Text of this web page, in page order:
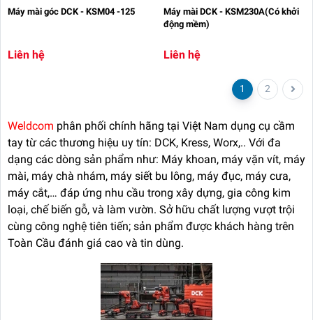
Máy mài góc DCK - KSM04 -125
Liên hệ
Máy mài DCK - KSM230A(Có khởi
động mềm)
Liên hệ
1 2
Weldcom phân phối chính hãng tại Việt Nam dụng cụ cầm
tay từ các thương hiệu uy tín: DCK, Kress, Worx,.. Với đa
dạng các dòng sản phẩm như: Máy khoan, máy vặn vít, máy
mài, máy chà nhám, máy siết bu lông, máy đục, máy cưa,
máy cắt,… đáp ứng nhu cầu trong xây dựng, gia công kim
loại, chế biến gỗ, và làm vườn. Sở hữu chất lượng vượt trội
cùng công nghệ tiên tiến; sản phẩm được khách hàng trên
Toàn Cầu đánh giá cao và tin dùng.